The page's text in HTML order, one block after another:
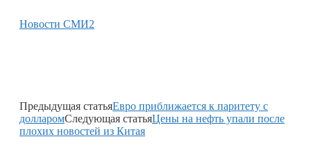
Новости СМИ2
Предыдущая статьяЕвро приближается к паритету с
долларомСледующая статьяЦены на нефть упали после
плохих новостей из Китая